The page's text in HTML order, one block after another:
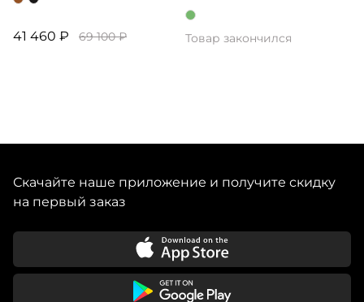
41 460 ₽ 69 100 ₽ Товар закончился
Скачайте наше приложение и получите скидку
на первый заказ